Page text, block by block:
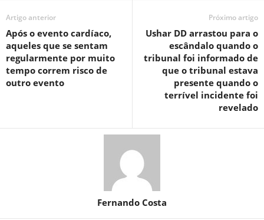
Artigo anterior
Após o evento cardíaco,
aqueles que se sentam
regularmente por muito
tempo correm risco de
outro evento
Próximo artigo
Ushar DD arrastou para o
escândalo quando o
tribunal foi informado de
que o tribunal estava
presente quando o
terrível incidente foi
revelado
Fernando Costa